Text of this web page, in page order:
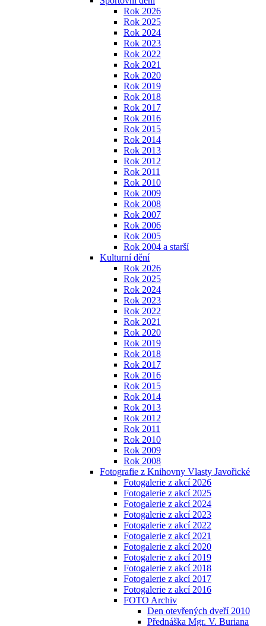
Rok 2026
Rok 2025
Rok 2024
Rok 2023
Rok 2022
Rok 2021
Rok 2020
Rok 2019
Rok 2018
Rok 2017
Rok 2016
Rok 2015
Rok 2014
Rok 2013
Rok 2012
Rok 2011
Rok 2010
Rok 2009
Rok 2008
Rok 2007
Rok 2006
Rok 2005
Rok 2004 a starší
Kulturní dění
Rok 2026
Rok 2025
Rok 2024
Rok 2023
Rok 2022
Rok 2021
Rok 2020
Rok 2019
Rok 2018
Rok 2017
Rok 2016
Rok 2015
Rok 2014
Rok 2013
Rok 2012
Rok 2011
Rok 2010
Rok 2009
Rok 2008
Fotografie z Knihovny Vlasty Javořické
Fotogalerie z akcí 2026
Fotogalerie z akcí 2025
Fotogalerie z akcí 2024
Fotogalerie z akcí 2023
Fotogalerie z akcí 2022
Fotogalerie z akcí 2021
Fotogalerie z akcí 2020
Fotogalerie z akcí 2019
Fotogalerie z akcí 2018
Fotogalerie z akcí 2017
Fotogalerie z akcí 2016
FOTO Archiv
Den otevřených dveří 2010
Přednáška Mgr. V. Buriana